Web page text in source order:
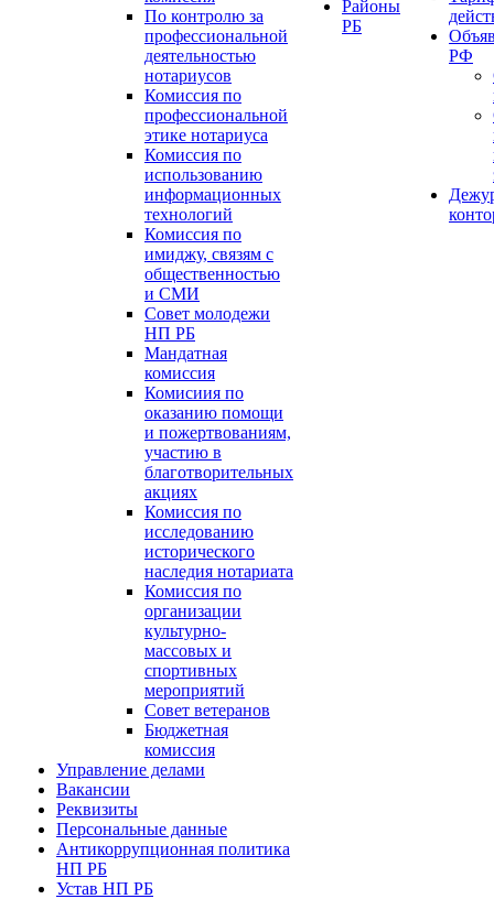
По контролю за
профессиональной
деятельностью
нотариусов
Комиссия по
профессиональной
этике нотариуса
Комиссия по
использованию
информационных
технологий
Комиссия по
имиджу, связям с
общественностью
и СМИ
Совет молодежи
НП РБ
Мандатная
комиссия
Комисиия по
оказанию помощи
и пожертвованиям,
участию в
благотворительных
акциях
Комиссия по
исследованию
исторического
наследия нотариата
Комиссия по
организации
культурно-
массовых и
спортивных
мероприятий
Совет ветеранов
Бюджетная
комиссия
Управление делами
Вакансии
Реквизиты
Персональные данные
Антикоррупционная политика
НП РБ
Устав НП РБ
Районы
РБ
РФ